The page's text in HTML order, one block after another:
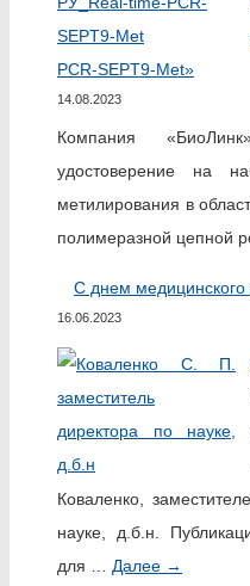
PCR-SEPT9-Met»
14.08.2023
Компания
удостоверение на
метилирования в
полимеразной цепной
C днем медицинского
16.06.2023
Коваленко,
науке, д.б.н.
для … Далее →